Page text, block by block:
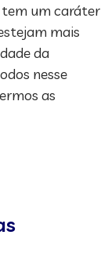
tem um caráter
mais
da
nesse
as